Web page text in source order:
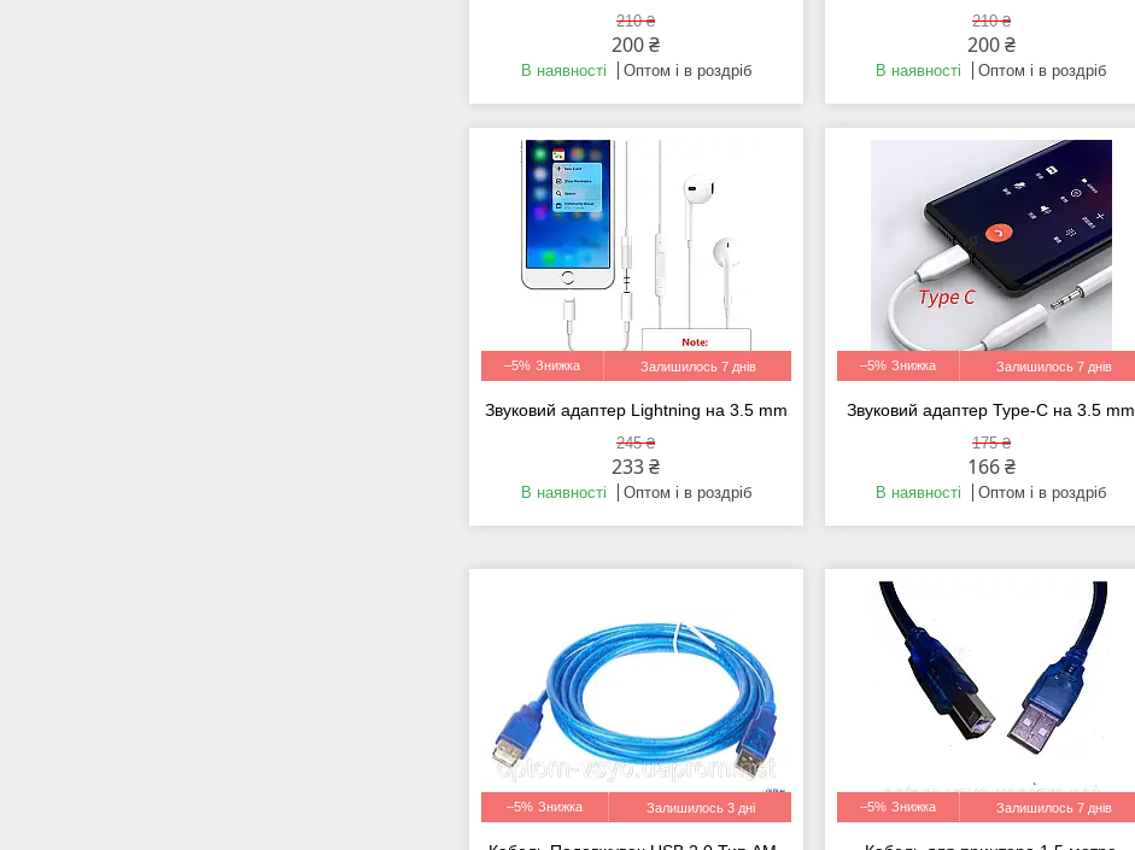
210 ₴
200 ₴
В наявності Оптом і в роздріб
210 ₴
200 ₴
В наявності Оптом і в роздріб
–5% Залишилось 7 днів
Звуковий адаптер Lightning на 3.5 mm
245 ₴
233 ₴
В наявності Оптом і в роздріб
–5% Залишилось 7 днів
Звуковий адаптер Type-C на 3.5 mm
175 ₴
166 ₴
В наявності Оптом і в роздріб
–5% Залишилось 3 дні –5% Залишилось 7 днів